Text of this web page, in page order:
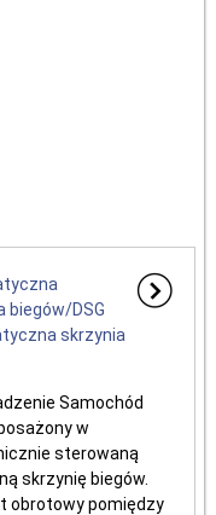
biegów/DSG
skrzynia
Samochód
w
sterowaną
skrzynię biegów.
obrotowy pomiędzy